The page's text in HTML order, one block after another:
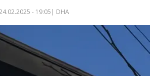
- 19:05 | DHA